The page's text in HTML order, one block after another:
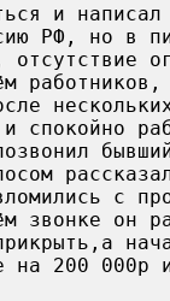
и написал
РФ, но в
работников,
спокойно
с
звонке он
на 200 000р